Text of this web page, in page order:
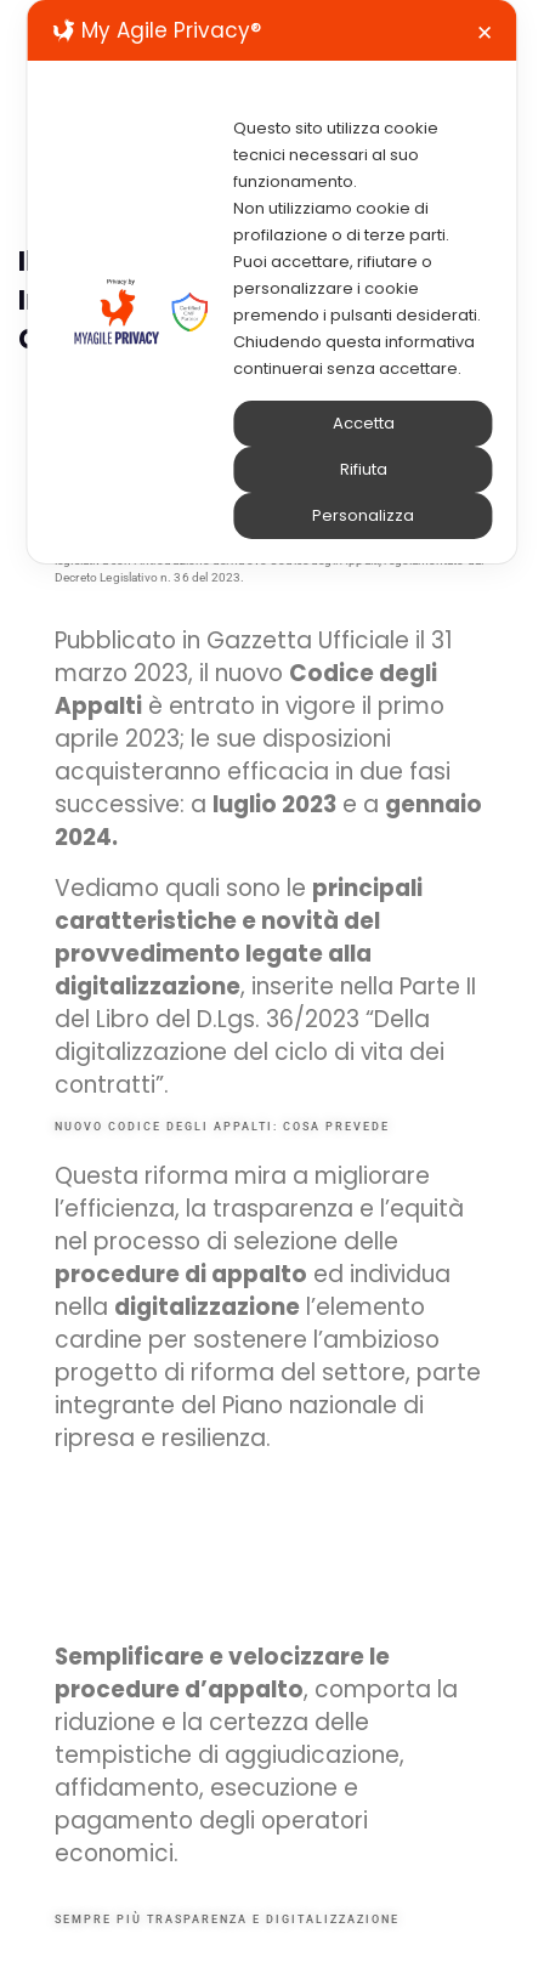
Il Nuovo Codice Degli Appalti:
Innovazione E Trasparenza Per La
Gestione Dei Contratti
Il settore degli appalti pubblici in Italia è stato oggetto di una significativa riforma
Decreto Legislativo n. 36 del 2023.
Pubblicato in Gazzetta Ufficiale il 31
marzo 2023, il nuovo Codice degli
Appalti è entrato in vigore il primo
aprile 2023; le sue disposizioni
acquisteranno efficacia in due fasi
successive: a luglio 2023 e a gennaio
2024.
Vediamo quali sono le principali
caratteristiche e novità del
provvedimento legate alla
digitalizzazione, inserite nella Parte II
del Libro del D.Lgs. 36/2023 “Della
digitalizzazione del ciclo di vita dei
contratti”.
NUOVO CODICE DEGLI APPALTI: COSA PREVEDE
Questa riforma mira a migliorare
l’efficienza, la trasparenza e l’equità
nel processo di selezione delle
procedure di appalto ed individua
nella digitalizzazione l’elemento
cardine per sostenere l’ambizioso
progetto di riforma del settore, parte
integrante del Piano nazionale di
ripresa e resilienza.
Semplificare e velocizzare le
procedure d’appalto, comporta la
riduzione e la certezza delle
tempistiche di aggiudicazione,
affidamento, esecuzione e
pagamento degli operatori
economici.
SEMPRE PIÙ TRASPARENZA E DIGITALIZZAZIONE
My Agile Privacy® ✕
Questo sito utilizza cookie
tecnici necessari al suo
funzionamento.
Non utilizziamo cookie di
profilazione o di terze parti.
Puoi accettare, rifiutare o
personalizzare i cookie
premendo i pulsanti desiderati.
Chiudendo questa informativa
continuerai senza accettare.
Accetta
Rifiuta
Personalizza